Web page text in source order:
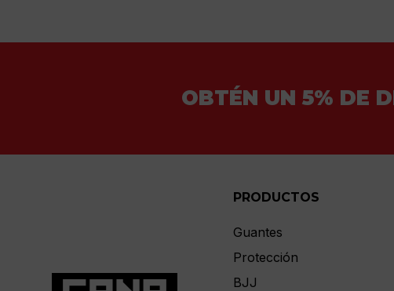
OBTÉN UN 5% DE
PRODUCTOS
Guantes
Protección
BJJ